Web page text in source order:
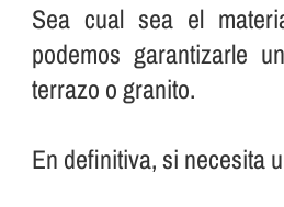
Sea cual sea el
podemos garantizarle
terrazo o granito.
En definitiva, si necesita